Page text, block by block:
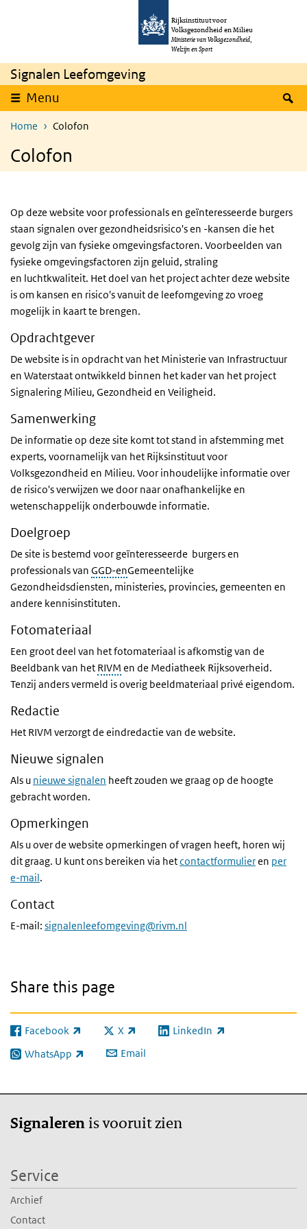
Rijksinstituut voor
Volksgezondheid en Milieu
Ministerie van Volksgezondheid,
Welzijn en Sport
Signalen Leefomgeving
Menu
Home Colofon
Colofon
Op deze website voor professionals en geïnteresseerde burgers
staan signalen over ge­zond­heids­risico's en -kansen die het
gevolg zijn van fysieke omgevingsfactoren. Voorbeelden van
fysieke omgevingsfactoren zijn geluid, straling
en luchtkwaliteit. Het doel van het project achter deze website
is om kansen en risico's vanuit de leefomgeving zo vroeg
mogelijk in kaart te brengen.
Opdrachtgever
De website is in opdracht van het Ministerie van Infrastructuur
en Waterstaat ontwikkeld binnen het kader van het project
Signalering Milieu, Gezondheid en Veiligheid.
Samenwerking
De informatie op deze site komt tot stand in afstemming met
experts, voornamelijk van het Rijksinstituut voor
Volksgezondheid en Milieu. Voor inhoudelijke informatie over
de risico's verwijzen we door naar onafhankelijke en
wetenschappelijk onderbouwde informatie.
Doelgroep
De site is bestemd voor geïnteresseerde burgers en
professionals van GGD-enGemeentelijke
Gezondheidsdiensten, ministeries, provincies, gemeenten en
andere kennisinstituten.
Fotomateriaal
Een groot deel van het fotomateriaal is afkomstig van de
Beeldbank van het RIVM en de Mediatheek Rijksoverheid.
Tenzij anders vermeld is overig beeldmateriaal privé eigendom.
Redactie
Het RIVM verzorgt de eindredactie van de website.
Nieuwe signalen
Als u nieuwe signalen heeft zouden we graag op de hoogte
gebracht worden.
Opmerkingen
Als u over de website opmerkingen of vragen heeft, horen wij
dit graag. U kunt ons bereiken via hetcontactformulieren per
e-mail.
Contact
E-mail: signalenleefomgeving@rivm.nl
Share this page
Facebook
(link is external) X
(link is external)LinkedIn
(link is external)
WhatsApp
(link is external) Email
Signalerenis vooruit zien
Service
Archief
Contact